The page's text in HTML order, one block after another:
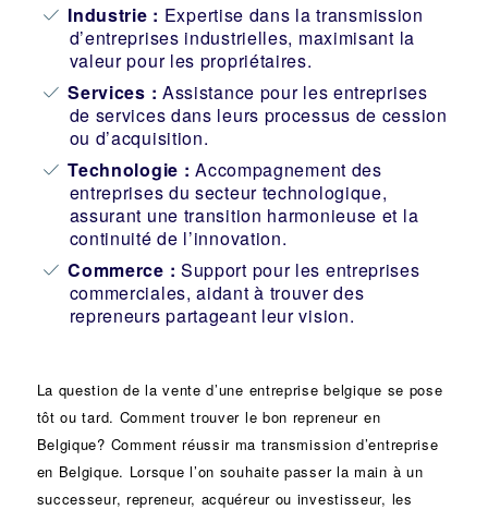
Industrie : Expertise dans la transmission
d’entreprises industrielles, maximisant la
valeur pour les propriétaires.
Services : Assistance pour les entreprises
de services dans leurs processus de cession
ou d’acquisition.
Technologie : Accompagnement des
entreprises du secteur technologique,
assurant une transition harmonieuse et la
continuité de l’innovation.
Commerce : Support pour les entreprises
commerciales, aidant à trouver des
repreneurs partageant leur vision.
La question de la vente d’une entreprise belgique se pose
tôt ou tard. Comment trouver le bon repreneur en
Belgique? Comment réussir ma transmission d’entreprise
en Belgique. Lorsque l’on souhaite passer la main à un
successeur, repreneur, acquéreur ou investisseur, les